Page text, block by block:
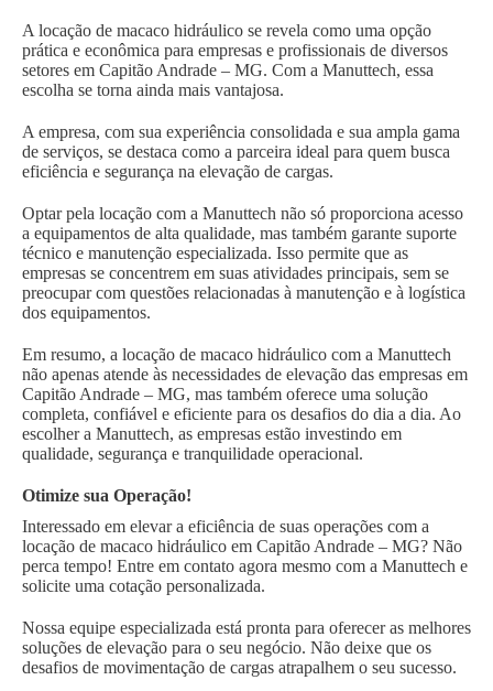
A locação de macaco hidráulico se revela como uma opção
prática e econômica para empresas e profissionais de diversos
setores em Capitão Andrade – MG. Com a Manuttech, essa
escolha se torna ainda mais vantajosa.
A empresa, com sua experiência consolidada e sua ampla gama
de serviços, se destaca como a parceira ideal para quem busca
eficiência e segurança na elevação de cargas.
Optar pela locação com a Manuttech não só proporciona acesso
a equipamentos de alta qualidade, mas também garante suporte
técnico e manutenção especializada. Isso permite que as
empresas se concentrem em suas atividades principais, sem se
preocupar com questões relacionadas à manutenção e à logística
dos equipamentos.
Em resumo, a locação de macaco hidráulico com a Manuttech
não apenas atende às necessidades de elevação das empresas em
Capitão Andrade – MG, mas também oferece uma solução
completa, confiável e eficiente para os desafios do dia a dia. Ao
escolher a Manuttech, as empresas estão investindo em
qualidade, segurança e tranquilidade operacional.
Otimize sua Operação!
Interessado em elevar a eficiência de suas operações com a
locação de macaco hidráulico em Capitão Andrade – MG? Não
perca tempo! Entre em contato agora mesmo com a Manuttech e
solicite uma cotação personalizada.
Nossa equipe especializada está pronta para oferecer as melhores
soluções de elevação para o seu negócio. Não deixe que os
desafios de movimentação de cargas atrapalhem o seu sucesso.